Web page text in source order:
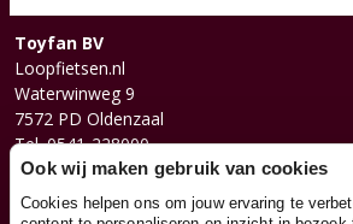
Toyfan BV
Loopfietsen.nl
Waterwinweg 9
7572 PD Oldenzaal
Tel. 0541-228000
Facebook
Instagram
Ook wij maken gebruik van cookies
Cookies helpen ons om jouw ervaring te